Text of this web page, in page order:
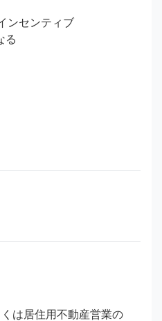
ンセンティブ
る
は居住用不動産営業の